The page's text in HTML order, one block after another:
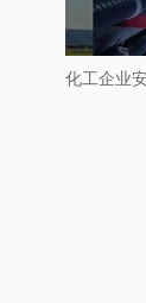
化工企业